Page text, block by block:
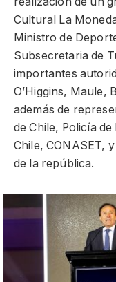
Cultural La
Ministro de
Subsecretaria de
importantes
O’Higgins, Maule,
además de
de Chile, Policía
Chile, CONASET,
de la república.